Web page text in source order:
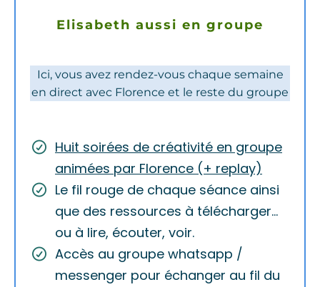
Elisabeth aussi en groupe
Ici, vous avez rendez-vous chaque semaine
en direct avec Florence et le reste du groupe
Huit soirées de créativité en groupe
animées par Florence (+ replay)
Le fil rouge de chaque séance ainsi
que des ressources à télécharger...
ou à lire, écouter, voir.
Accès au groupe whatsapp /
messenger pour échanger au fil du